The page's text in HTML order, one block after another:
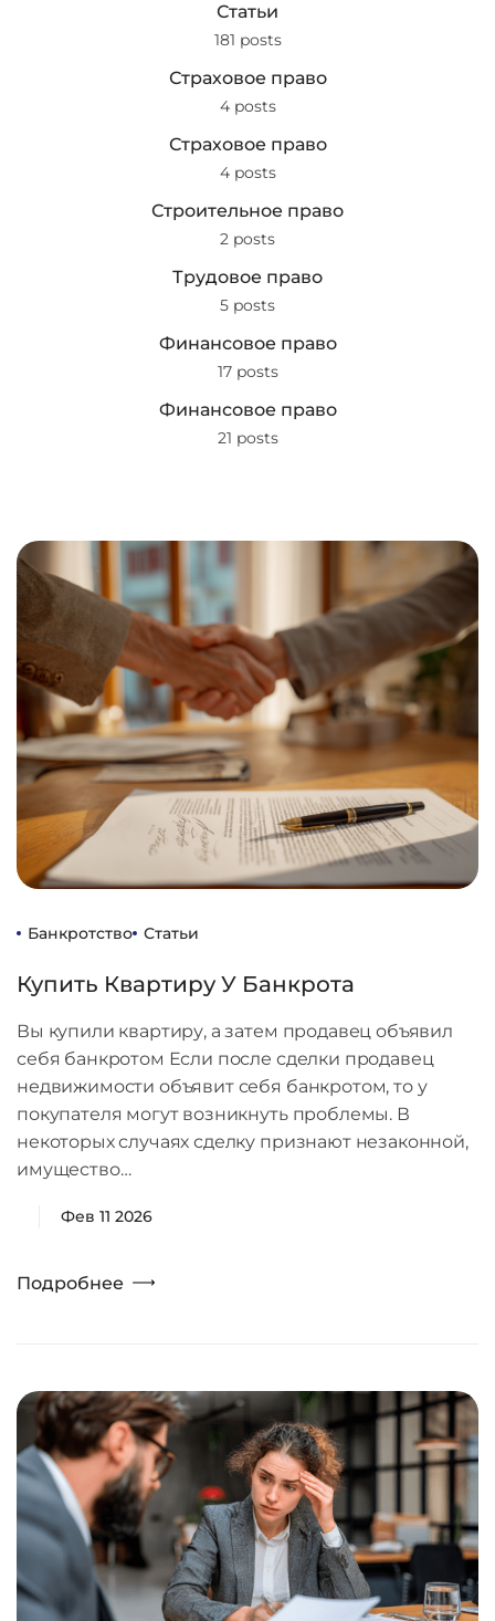
Статьи
181 posts
Страховое право
4 posts
Страховое право
4 posts
Строительное право
2 posts
Трудовое право
5 posts
Финансовое право
17 posts
Финансовое право
21 posts
Банкротство Статьи
Купить Квартиру У Банкрота
Вы купили квартиру, а затем продавец объявил
себя банкротом Если после сделки продавец
недвижимости объявит себя банкротом, то у
покупателя могут возникнуть проблемы. В
некоторых случаях сделку признают незаконной,
имущество…
Фев 11 2026
Подробнее